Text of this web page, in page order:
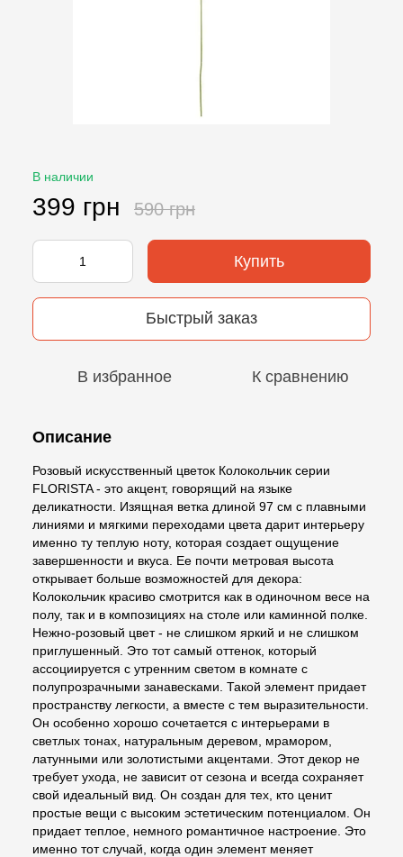
В наличии
399 грн 590 грн
Купить
Быстрый заказ
В избранное К сравнению
Описание
Розовый искусственный цветок Колокольчик серии
FLORISTA - это акцент, говорящий на языке
деликатности. Изящная ветка длиной 97 см с плавными
линиями и мягкими переходами цвета дарит интерьеру
именно ту теплую ноту, которая создает ощущение
завершенности и вкуса. Ее почти метровая высота
открывает больше возможностей для декора:
Колокольчик красиво смотрится как в одиночном весе на
полу, так и в композициях на столе или каминной полке.
Нежно-розовый цвет - не слишком яркий и не слишком
приглушенный. Это тот самый оттенок, который
ассоциируется с утренним светом в комнате с
полупрозрачными занавесками. Такой элемент придает
пространству легкости, а вместе с тем выразительности.
Он особенно хорошо сочетается с интерьерами в
светлых тонах, натуральным деревом, мрамором,
латунными или золотистыми акцентами. Этот декор не
требует ухода, не зависит от сезона и всегда сохраняет
свой идеальный вид. Он создан для тех, кто ценит
простые вещи с высоким эстетическим потенциалом. Он
придает теплое, немного романтичное настроение. Это
именно тот случай, когда один элемент меняет